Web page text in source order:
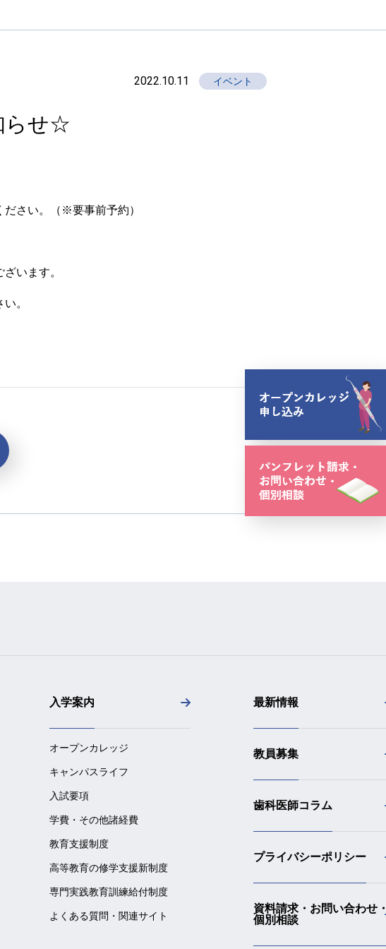
2022.10.11 イベント
らせ☆
さい。（※要事前予約）
います。
。
入学案内
オープンカレッジ
キャンパスライフ
入試要項
学費・その他諸経費
教育支援制度
高等教育の修学支援新制度
専門実践教育訓練給付制度
よくある質問・関連サイト
最新情報
教員募集
歯科医師コラム
プライバシーポリシー
資料請求・お問い合わせ
個別相談